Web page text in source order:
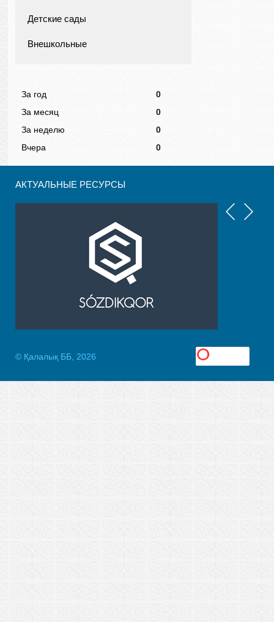
Детские сады
Внешкольные
За год
0
За месяц
0
За неделю
0
Вчера
0
АКТУАЛЬНЫЕ РЕСУРСЫ
© Қалалық ББ, 2026